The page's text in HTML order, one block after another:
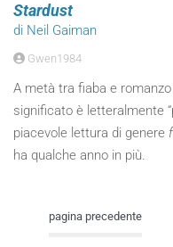
Stardust
di Neil Gaiman
Gwen1984
A metà tra fiaba e
significato è letteralmente
piacevole lettura di genere
ha qualche anno in più.
pagina precedente